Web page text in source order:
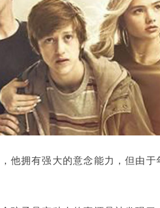
他拥有强大的意念能力，但由